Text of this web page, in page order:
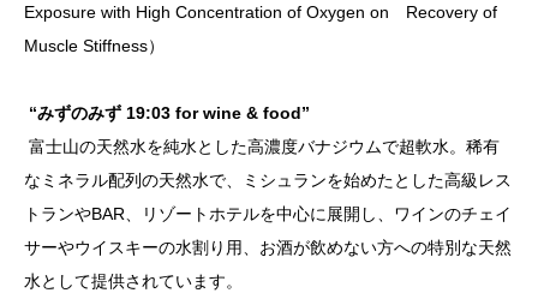
Exposure with High Concentration of Oxygen on Recovery of
Muscle Stiffness）
“みずのみず 19:03 for wine & food”
富士山の天然水を純水とした高濃度バナジウムで超軟水。稀有
なミネラル配列の天然水で、ミシュランを始めたとした高級レス
トランやBAR、リゾートホテルを中心に展開し、ワインのチェイ
サーやウイスキーの水割り用、お酒が飲めない方への特別な天然
水として提供されています。